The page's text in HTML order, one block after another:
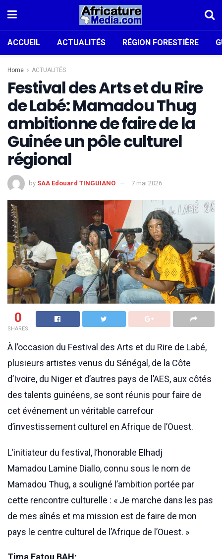
ACCUEIL ACTUALITÉS RÉGION FORESTIÈRE
Home ACTUALITÉS
Festival des Arts et du Rire
de Labé: Mamadou Thug
ambitionne de faire de la
Guinée un pôle culturel
régional
by SAA Edouard TINGUIANO 7 mai 2026
0
SHARES
À l’occasion du Festival des Arts et du Rire de Labé,
plusieurs artistes venus du Sénégal, de la Côte
d’Ivoire, du Niger et d’autres pays de l’AES, aux côtés
des talents guinéens, se sont réunis pour faire de
cet événement un véritable carrefour
d’investissement culturel en Afrique de l’Ouest.
L’initiateur du festival, l’honorable Elhadj
Mamadou Lamine Diallo, connu sous le nom de
Mamadou Thug, a souligné l’ambition portée par
cette rencontre culturelle : « Je marche dans les pas
de mes aînés et ma mission est de faire de mon
pays le centre culturel de l’Afrique de l’Ouest. »
Tima Fatou BAH;